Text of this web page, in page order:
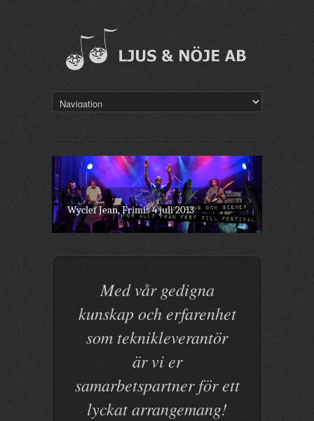
Wyclef Jean, Frimis 4 juli 2013
2014.
Med vår gedigna
kunskap och erfarenhet
som teknikleverantör
är vi er
samarbetspartner för ett
lyckat arrangemang!